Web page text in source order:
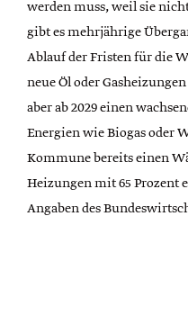
werden muss, weil sie
gibt es mehrjährige
Ablauf der Fristen für die
neue Öl oder
aber ab 2029 einen
Energien wie Biogas oder
Kommune bereits einen
Heizungen mit 65 Prozent
Angaben des